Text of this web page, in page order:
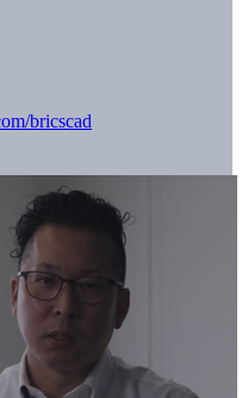
bricscad